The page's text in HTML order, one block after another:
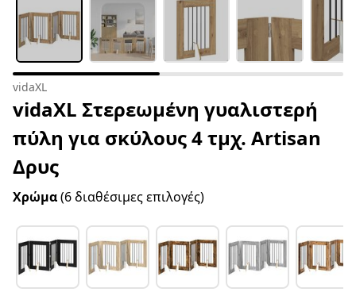
vidaXL
vidaXL Στερεωμένη γυαλιστερή
πύλη για σκύλους 4 τμχ. Artisan
Δρυς
Χρώμα(6 διαθέσιμες επιλογές)